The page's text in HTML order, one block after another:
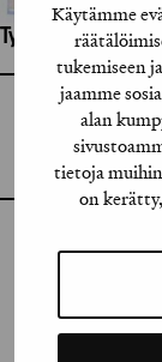
Käytämme
tukemiseen
jaamme
alan
tietoja
on
Työhön